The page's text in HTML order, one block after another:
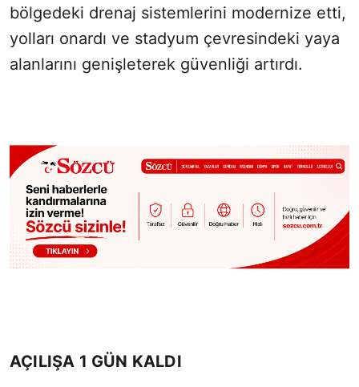
bölgedeki drenaj sistemlerini modernize etti,
yolları onardı ve stadyum çevresindeki yaya
alanlarını genişleterek güvenliği artırdı.
AÇILIŞA 1 GÜN KALDI